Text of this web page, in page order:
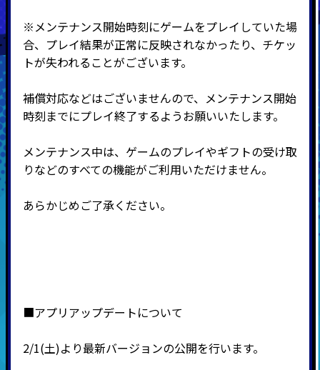
※メンテナンス開始時刻にゲームをプレイしていた場
合、プレイ結果が正常に反映されなかったり、チケッ
トが失われることがございます。
補償対応などはございませんので、メンテナンス開始
時刻までにプレイ終了するようお願いいたします。
メンテナンス中は、ゲームのプレイやギフトの受け取
りなどのすべての機能がご利用いただけません。
あらかじめご了承ください。
■アプリアップデートについて
2/1(土)より最新バージョンの公開を行います。